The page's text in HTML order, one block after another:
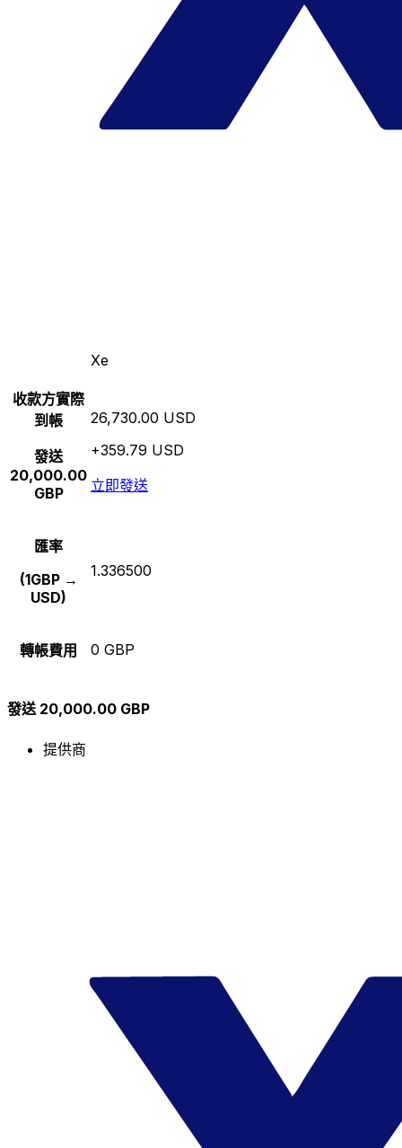
Xe
收款方實際
到帳
發送
20,000.00
GBP
26,730.00 USD
+359.79 USD
立即發送
匯率
(1GBP →
USD)
1.336500
轉帳費用 0 GBP
發送 20,000.00 GBP
提供商